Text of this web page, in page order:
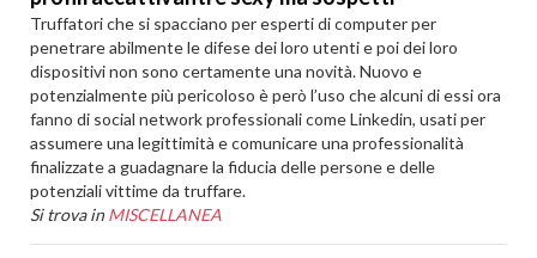
Truffatori che si spacciano per esperti di computer per
penetrare abilmente le difese dei loro utenti e poi dei loro
dispositivi non sono certamente una novità. Nuovo e
potenzialmente più pericoloso è però l’uso che alcuni di essi ora
fanno di social network professionali come Linkedin, usati per
assumere una legittimità e comunicare una professionalità
finalizzate a guadagnare la fiducia delle persone e delle
potenziali vittime da truffare.
Si trova in MISCELLANEA